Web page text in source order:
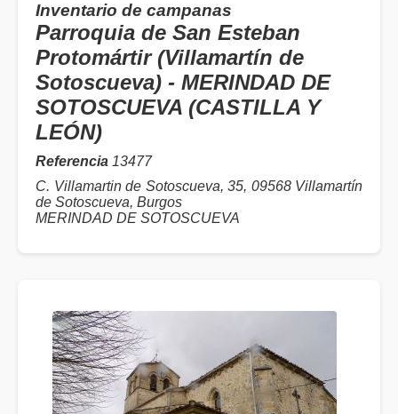
Inventario de campanas
Parroquia de San Esteban
Protomártir (Villamartín de
Sotoscueva) - MERINDAD DE
SOTOSCUEVA (CASTILLA Y
LEÓN)
Referencia 13477
C. Villamartin de Sotoscueva, 35, 09568 Villamartín
de Sotoscueva, Burgos
MERINDAD DE SOTOSCUEVA